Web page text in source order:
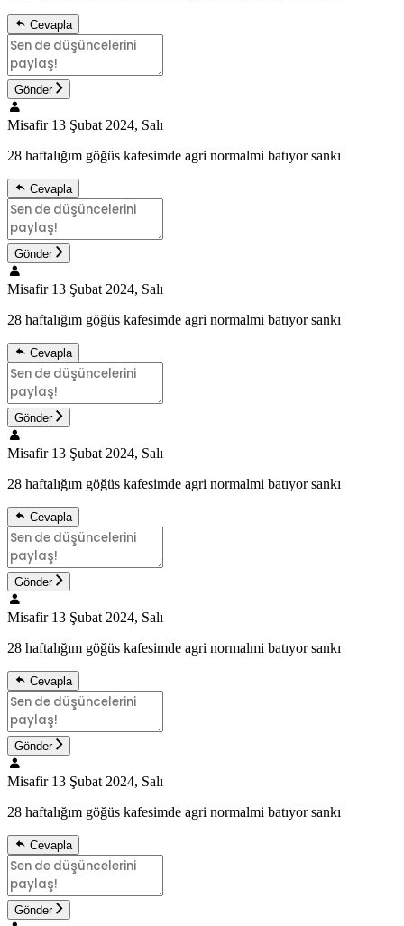
Cevapla
Gönder
Misafir 13 Şubat 2024, Salı
28 haftalığım göğüs kafesimde agri normalmi batıyor sankı
Cevapla
Gönder
Misafir 13 Şubat 2024, Salı
28 haftalığım göğüs kafesimde agri normalmi batıyor sankı
Cevapla
Gönder
Misafir 13 Şubat 2024, Salı
28 haftalığım göğüs kafesimde agri normalmi batıyor sankı
Cevapla
Gönder
Misafir 13 Şubat 2024, Salı
28 haftalığım göğüs kafesimde agri normalmi batıyor sankı
Cevapla
Gönder
Misafir 13 Şubat 2024, Salı
28 haftalığım göğüs kafesimde agri normalmi batıyor sankı
Cevapla
Gönder